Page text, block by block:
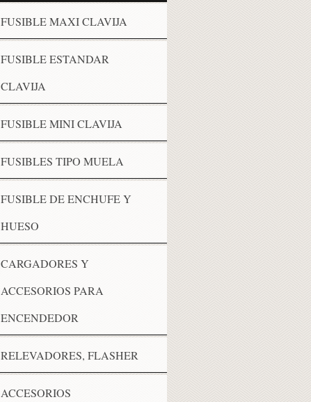
FUSIBLE MAXI CLAVIJA
FUSIBLE ESTANDAR
CLAVIJA
FUSIBLE MINI CLAVIJA
FUSIBLES TIPO MUELA
FUSIBLE DE ENCHUFE Y
HUESO
CARGADORES Y
ACCESORIOS PARA
ENCENDEDOR
RELEVADORES, FLASHER
ACCESORIOS